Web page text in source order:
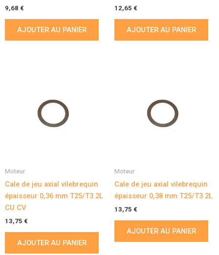
9,68 €
AJOUTER AU PANIER
12,65 €
AJOUTER AU PANIER
Moteur
Cale de jeu axial vilebrequin
épaisseur 0,36 mm T25/T3 2L
CU CV
13,75 €
AJOUTER AU PANIER
Moteur
Cale de jeu axial vilebrequin
épaisseur 0,38 mm T25/T3 2L
13,75 €
AJOUTER AU PANIER